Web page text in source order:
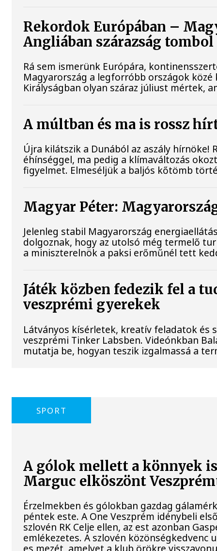
Rekordok Európában –
Angliában szárazság tombol
Rá sem ismerünk Európára,
Magyarország a legforróbb országok
Királyságban olyan száraz júliust mértek,
A múltban és ma is rossz
Újra kilátszik a Dunából az aszály
éhínséggel, ma pedig a klímaváltozás
figyelmet. Elmeséljük a baljós kőtömb
Magyar Péter:
Jelenleg stabil Magyarország
dolgoznak, hogy az utolsó még termelő
a miniszterelnök a paksi erőműnél tett
Játék közben fedezik fel a
veszprémi gyerekek
Látványos kísérletek, kreatív feladatok és
veszprémi Tinker Labsben. Videónkban
mutatja be, hogyan teszik izgalmassá a
SPORT
A gólok mellett a könnyek
Marguc elköszönt
Érzelmekben és gólokban gazdag
péntek este. A One Veszprém idénybeli
szlovén RK Celje ellen, az est azonban
emlékezetes. A szlovén
es mezét, amelyet a klub örökre